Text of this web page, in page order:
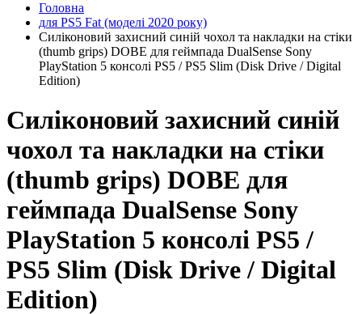
Головна
для PS5 Fat (моделі 2020 року)
Силіконовий захисний синій чохол та накладки на стіки
(thumb grips) DOBE для геймпада DualSense Sony
PlayStation 5 консолі PS5 / PS5 Slim (Disk Drive / Digital
Edition)
Силіконовий захисний синій
чохол та накладки на стіки
(thumb grips) DOBE для
геймпада DualSense Sony
PlayStation 5 консолі PS5 /
PS5 Slim (Disk Drive / Digital
Edition)